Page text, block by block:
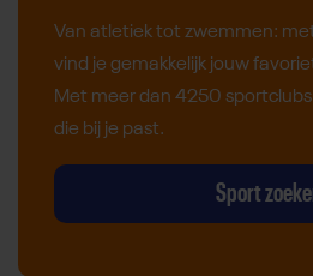
Van atletiek tot zwemmen:
vind je gemakkelijk jouw
Met meer dan 4250
die bij je past.
Sport